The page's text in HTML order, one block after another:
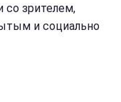
со зрителем,
и социально